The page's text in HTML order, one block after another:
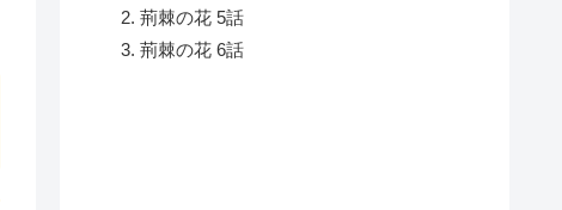
荊棘の花 5話
荊棘の花 6話